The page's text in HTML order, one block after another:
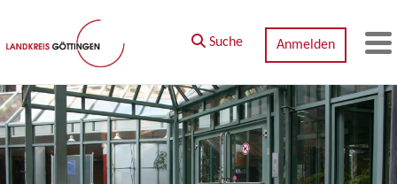
Zum Hauptinhalt springen
Suche Anmelden